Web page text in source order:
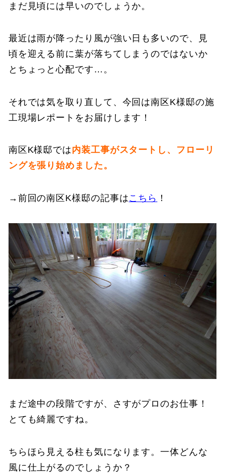
まだ見頃には早いのでしょうか。
最近は雨が降ったり風が強い日も多いので、見
頃を迎える前に葉が落ちてしまうのではないか
とちょっと心配です…。
それでは気を取り直して、今回は南区K様邸の施
工現場レポートをお届けします！
南区K様邸では内装工事がスタートし、フローリ
ングを張り始めました。
→ 前回の南区K様邸の記事はこちら ！
まだ途中の段階ですが、さすがプロのお仕事！
とても綺麗ですね。
ちらほら見える柱も気になります。一体どんな
風に仕上がるのでしょうか？